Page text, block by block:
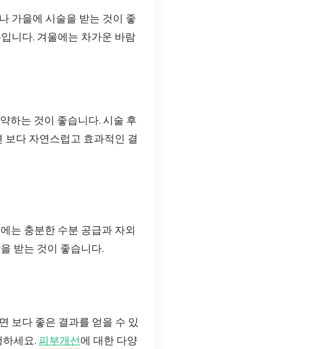
가을에 시술을 받는 것이 좋
니다. 겨울에는 차가운 바람
하는 것이 좋습니다. 시술 후
보다 자연스럽고 효과적인 결
는 충분한 수분 공급과 자외
받는 것이 좋습니다.
보다 좋은 결과를 얻을 수 있
세요. 피부개선에 대한 다양